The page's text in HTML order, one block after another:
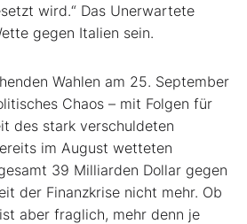
wird.“ Das Unerwartete
gegen Italien sein.
Wahlen am 25. September
Chaos – mit Folgen für
des stark verschuldeten
im August wetteten
39 Milliarden Dollar gegen
der Finanzkrise nicht mehr. Ob
aber fraglich, mehr denn je